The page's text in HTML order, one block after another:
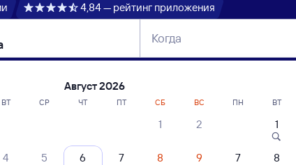
4,84 — рейтинг приложения
Когда
поездов Залари — Шекшема
Август 2026
ВТ СР ЧТ ПТ СБ ВС
1 2
4 5 6 7 8 9
ПН ВТ
1
7 8